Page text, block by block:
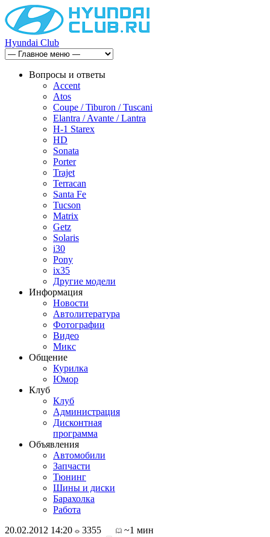
Hyundai Club
Вопросы и ответы
Accent
Atos
Coupe / Tiburon / Tuscani
Elantra / Avante / Lantra
H-1 Starex
HD
Sonata
Porter
Trajet
Terracan
Santa Fe
Tucson
Matrix
Getz
Solaris
i30
Pony
ix35
Другие модели
Информация
Новости
Автолитература
Фотографии
Видео
Микс
Общение
Курилка
Юмор
Клуб
Клуб
Администрация
Дисконтная
программа
Объявления
Автомобили
Запчасти
Тюнинг
Шины и диски
Барахолка
Работа
20.02.2012 14:20
3355
~1 мин